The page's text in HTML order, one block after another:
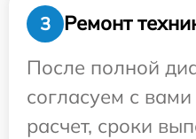
3
Ремонт
После полной
согласуем с
расчет, сроки